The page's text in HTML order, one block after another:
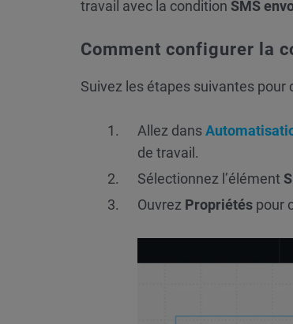
travail avec la condition SMS
Comment configurer la
Suivez les étapes suivantes pour
Allez dans
de travail.
Sélectionnez l’élément
Ouvrez Propriétés pour